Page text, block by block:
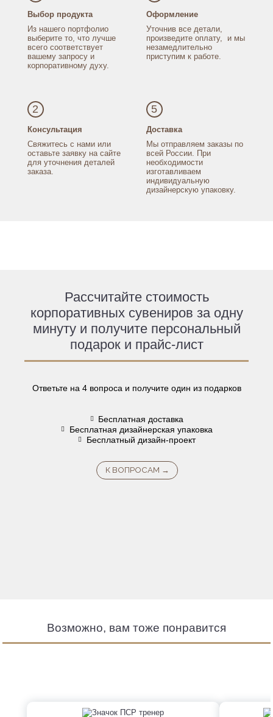
Выбор продукта
Из нашего портфолио
выберите то, что лучше
всего соответствует
вашему запросу и
корпоративному духу.
2
Консультация
Свяжитесь с нами или
оставьте заявку на сайте
для уточнения деталей
заказа.
Оформление
Уточнив все детали,
произведите оплату,
и мы
незамедлительно
приступим к работе.
5
Доставка
Мы отправляем заказы по
всей России. При
необходимости
изготавливаем
индивидуальную
дизайнерскую упаковку.
Рассчитайте стоимость
корпоративных сувениров за одну
минуту и получите персональный
подарок и прайс-лист
Ответьте на 4 вопроса и получите один из подарков
Бесплатная доставка
Бесплатная дизайнерская упаковка
Бесплатный дизайн-проект
Возможно, вам тоже понравится